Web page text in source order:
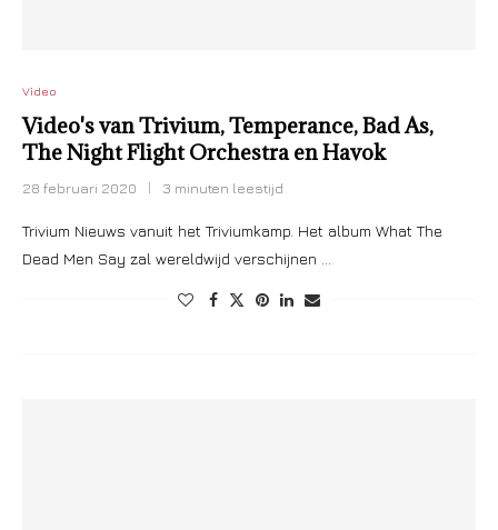
Video
Video's van Trivium, Temperance, Bad As,
The Night Flight Orchestra en Havok
28 februari 2020 3 minuten leestijd
Trivium Nieuws vanuit het Triviumkamp. Het album What The
Dead Men Say zal wereldwijd verschijnen …